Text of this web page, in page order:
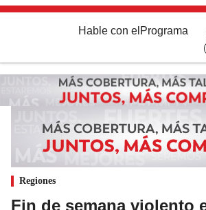
Hable con el Programa
Regiones
Fin de semana violento